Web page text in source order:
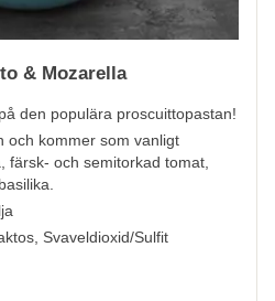
& Mozarella
den populära proscuittopastan!
och kommer som vanligt
färsk- och semitorkad tomat,
Svaveldioxid/Sulfit